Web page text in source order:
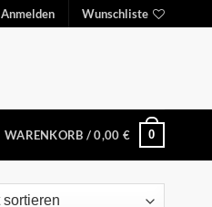
Anmelden Wunschliste
WARENKORB /0,00 € 0